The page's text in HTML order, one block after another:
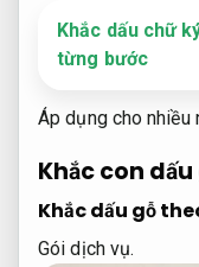
Khắc dấu chữ
từng bước
Áp dụng cho nhiều
Khắc con
Khắc dấu gỗ
Gói dịch vụ.